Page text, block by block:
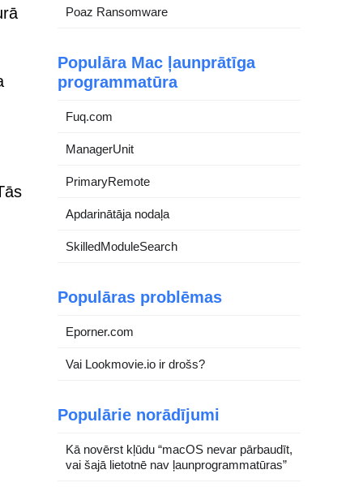
Poaz Ransomware
Populāra Mac ļaunprātīga
programmatūra
Fuq.com
ManagerUnit
PrimaryRemote
Apdarinātāja nodaļa
SkilledModuleSearch
Populāras problēmas
Eporner.com
Vai Lookmovie.io ir drošs?
Populārie norādījumi
Kā novērst kļūdu “macOS nevar pārbaudīt,
vai šajā lietotnē nav ļaunprogrammatūras”